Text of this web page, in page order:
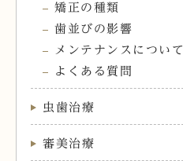
矯正の種類
歯並びの影響
メンテナンスについて
よくある質問
虫歯治療
審美治療